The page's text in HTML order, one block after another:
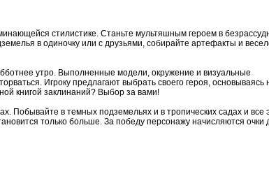
стилистике. Станьте мультяшным героем в
в одиночку или с друзьями, собирайте артефакты и
утро. Выполненные модели, окружение и визуальные
Игроку предлагают выбрать своего героя, основываясь
книгой заклинаний? Выбор за вами!
Побывайте в темных подземельях и в тропических садах и все
только больше. За победу персонажу начисляются очки